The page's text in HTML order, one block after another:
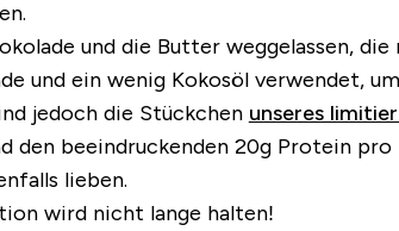
und die Butter weggelassen,
und ein wenig Kokosöl verwendet,
jedoch die Stückchen unseres
den beeindruckenden 20g Protein
lieben.
wird nicht lange halten!